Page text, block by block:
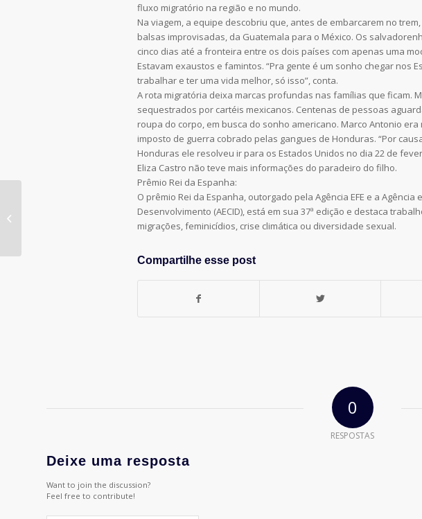
fluxo migratório na região e no mundo.
Na viagem, a equipe descobriu que, antes de embarcarem no
balsas improvisadas, da Guatemala para o México. Os
cinco dias até a fronteira entre os dois países com apenas uma
Estavam exaustos e famintos. “Pra gente é um sonho chegar nos
trabalhar e ter uma vida melhor, só isso”, conta.
A rota migratória deixa marcas profundas nas famílias que ficam.
sequestrados por cartéis mexicanos. Centenas de pessoas
roupa do corpo, em busca do sonho americano. Marco Antonio
imposto de guerra cobrado pelas gangues de Honduras. “Por
Honduras ele resolveu ir para os Estados Unidos no dia 22 de
Eliza Castro não teve mais informações do paradeiro do filho.
Prêmio Rei da Espanha:
O prêmio Rei da Espanha, outorgado pela Agência EFE e a
Desenvolvimento (AECID), está em sua 37ª edição e destaca
migrações, feminicídios, crise climática ou diversidade sexual.
Compartilhe esse post
0
RESPOSTAS
Deixe uma resposta
Want to join the discussion?
Feel free to contribute!
Club Social lança embalagem